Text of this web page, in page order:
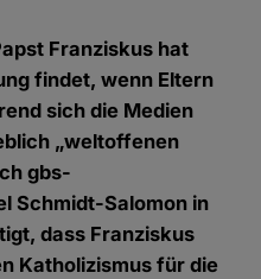
Franziskus hat
findet, wenn Eltern
sich die Medien
„weltoffenen
gbs-
Schmidt-Salomon in
dass Franziskus
Katholizismus für die